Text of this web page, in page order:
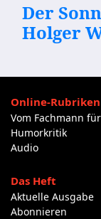
Der
Holger
Online-Rubriken
Vom Fachmann
Humorkritik
Audio
Das Heft
Aktuelle Ausgabe
Abonnieren